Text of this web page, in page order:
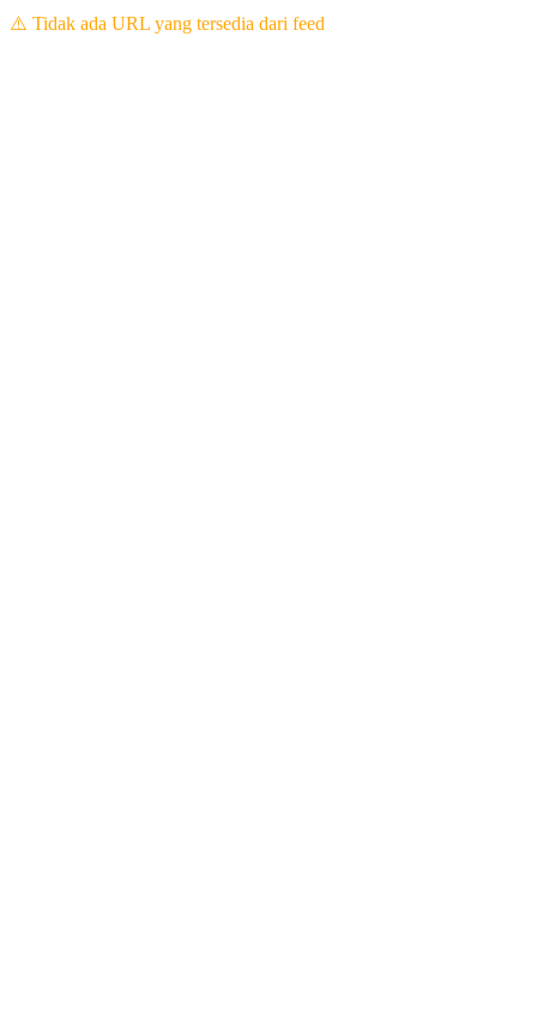
⚠️ Tidak ada URL yang tersedia dari feed